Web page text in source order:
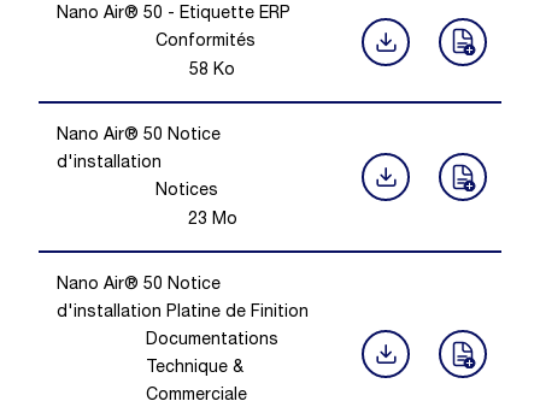
Nano Air® 50 - Etiquette ERP
Conformités
58 Ko
Nano Air® 50 Notice
d'installation
Notices
23 Mo
Nano Air® 50 Notice
d'installation Platine de Finition
Documentations
Technique &
Commerciale